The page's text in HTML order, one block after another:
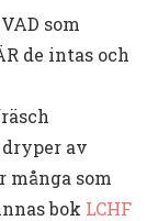
som
de intas och
av
många som
bok LCHF